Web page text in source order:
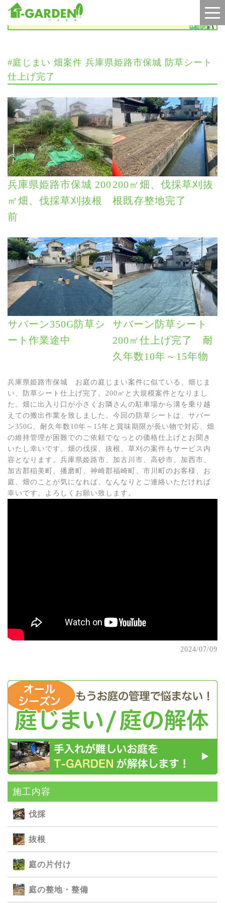
施工実績
施⼯内容
伐採
抜根
庭の⽚付け
庭の整地・整備
#庭じまい 畑案件 兵庫県姫路市保城 防草シート
仕上げ完了
兵庫県姫路市保城 200
㎡畑、伐採草刈抜根
前
200㎡畑、伐採草刈抜
根既存整地完了
サバーン350G防草シ
ート作業途中
サバーン防草シート
200㎡仕上げ完了 耐
久年数10年～15年物
兵庫県姫路市保城 お庭の庭じまい案件に似ている、畑じま
い、防草シート仕上げ完了。200㎡と大規模案件となりまし
た。畑に出入り口が小さくお隣さんの駐車場から溝を乗り越
えての搬出作業を致しました。今回の防草シートは、サバー
ン350G、耐久年数10年～15年と賞味期限が長い物で対応、畑
の維持管理が困難でのご依頼でなっとの価格仕上げとお聞き
いたし幸いです。畑の伐採、抜根、草刈の案件もサービス内
容となります。兵庫県姫路市、加古川市、高砂市、加西市、
加古郡稲美町、播磨町、神崎郡福崎町、市川町のお客様、お
庭、畑のことが気になれば、なんなりとご連絡いただければ
幸いです。よろしくお願い致します。
2024/07/09